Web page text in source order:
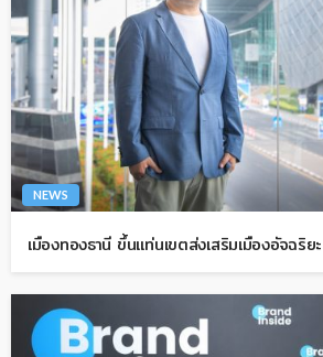
NEWS
เมืองทองธานี ขึ้นแท่นเขตส่งเสริมเมืองอัจฉริยะ